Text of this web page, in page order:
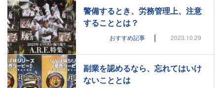
警備するとき、労務管理上、注意
することとは？
おすすめ記事 | 2023.10.29
副業を認めるなら、忘れてはいけ
ないこととは